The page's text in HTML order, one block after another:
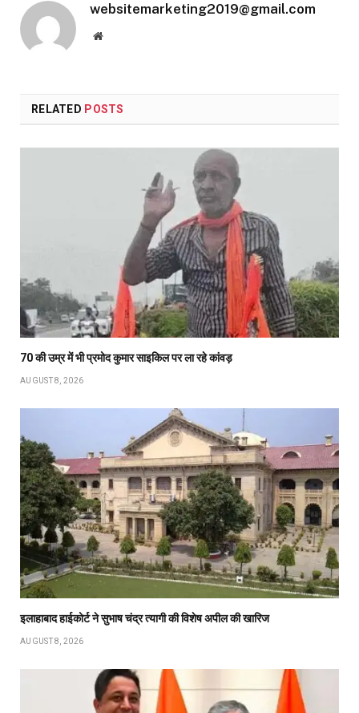
websitemarketing2019@gmail.com
Website
RELATED POSTS
70 की उम्र में भी प्रमोद कुमार साइकिल पर ला रहे कांवड़
AUGUST 8, 2026
इलाहाबाद हाईकोर्ट ने सुभाष चंद्र त्यागी की विशेष अपील की खारिज
AUGUST 8, 2026